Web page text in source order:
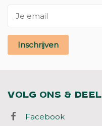
Inschrijven
VOLG ONS & DEEL
Facebook